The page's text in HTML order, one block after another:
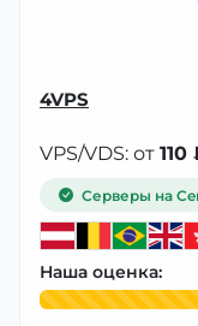
4VPS
VPS/VDS: от 110
Серверы на
Наша оценка: